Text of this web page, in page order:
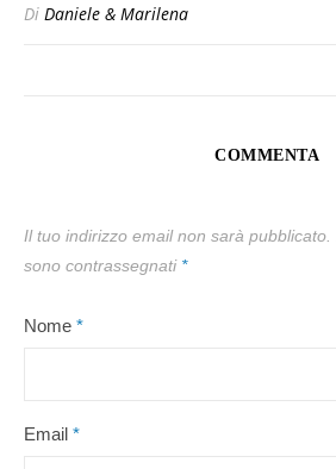
Di Daniele & Marilena
COMMENTA
Il tuo indirizzo email non sarà pubblicato.
sono contrassegnati *
Nome *
Email *